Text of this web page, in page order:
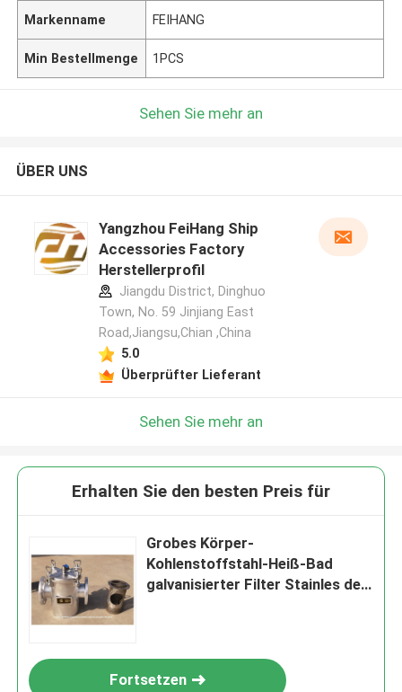
Markenname FEIHANG
Min Bestellmenge 1PCS
Sehen Sie mehr an
ÜBER UNS
Yangzhou FeiHang Ship
Accessories Factory
Herstellerprofil
Jiangdu District, Dinghuo
Town, No. 59 Jinjiang East
Road,Jiangsu,Chian ,China
5.0
Überprüfter Lieferant
Sehen Sie mehr an
Erhalten Sie den besten Preis für
Grobes Körper-
Kohlenstoffstahl-Heiß-Bad
galvanisierter Filter Stainles des
Fortsetzen